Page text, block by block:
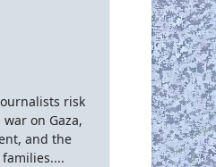
risk
on Gaza,
and the